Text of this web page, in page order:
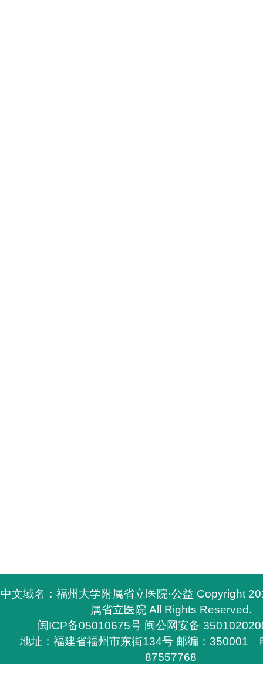
中文域名：福州大学附属省立医院·公益 Copyright
属省立医院 All Rights Reserved.
闽ICP备05010675号 闽公网安备
地址：福建省福州市东街134号 邮编：350001
87557768